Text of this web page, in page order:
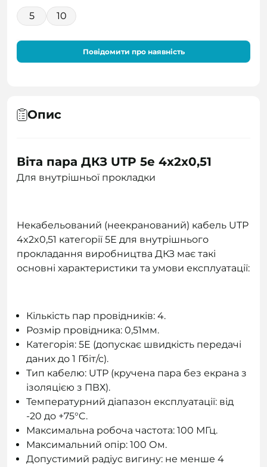
5 10
Повідомити про наявність
Опис
Віта пара ДКЗ UTP 5e 4x2x0,51
Для внутрішньої прокладки
Некабельований (неекранований) кабель UTP
4x2x0,51 категорії 5Е для внутрішнього
прокладання виробництва ДКЗ має такі
основні характеристики та умови експлуатації:
Кількість пар провідників: 4.
Розмір провідника: 0,51мм.
Категорія: 5Е (допускає швидкість передачі
даних до 1 Гбіт/с).
Тип кабелю: UTP (кручена пара без екрана з
ізоляцією з ПВХ).
Температурний діапазон експлуатації: від
-20 до +75°C.
Максимальна робоча частота: 100 МГц.
Максимальний опір: 100 Ом.
Допустимий радіус вигину: не менше 4